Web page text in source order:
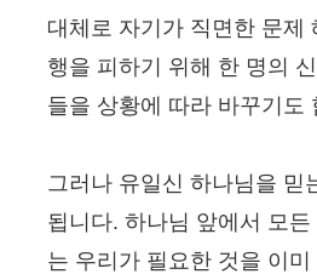
대체로 자기가 직면한 문제
행을 피하기 위해 한 명의
들을 상황에 따라 바꾸기도
그러나 유일신 하나님을 믿
됩니다. 하나님 앞에서 모
는 우리가 필요한 것을 이